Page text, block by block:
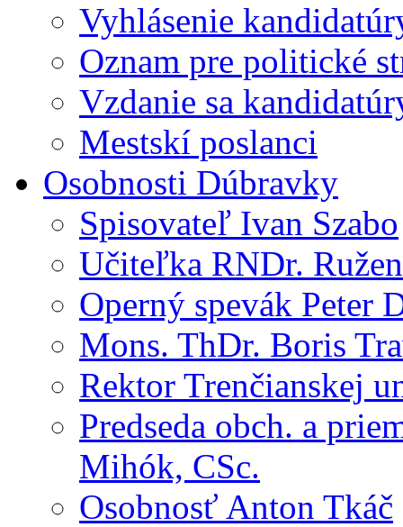
Vyhlásenie
Oznam pre politické
Vzdanie sa
Mestskí poslanci
Osobnosti Dúbravky
Spisovateľ Ivan Szabo
Učiteľka RNDr.
Operný spevák Peter
Mons. ThDr. Boris
Rektor Trenčianskej
Predseda obch. a
Mihók, CSc.
Osobnosť Anton Tkáč